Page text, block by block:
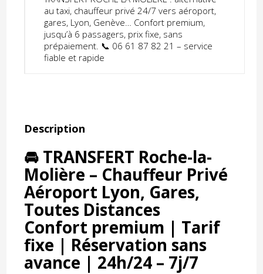
au taxi, chauffeur privé 24/7 vers aéroport,
gares, Lyon, Genève… Confort premium,
jusqu’à 6 passagers, prix fixe, sans
prépaiement. 📞 06 61 87 82 21 – service
fiable et rapide
Description
🚘 TRANSFERT Roche-la-
Molière – Chauffeur Privé
Aéroport Lyon, Gares,
Toutes Distances
Confort premium | Tarif
fixe | Réservation sans
avance | 24h/24 – 7j/7